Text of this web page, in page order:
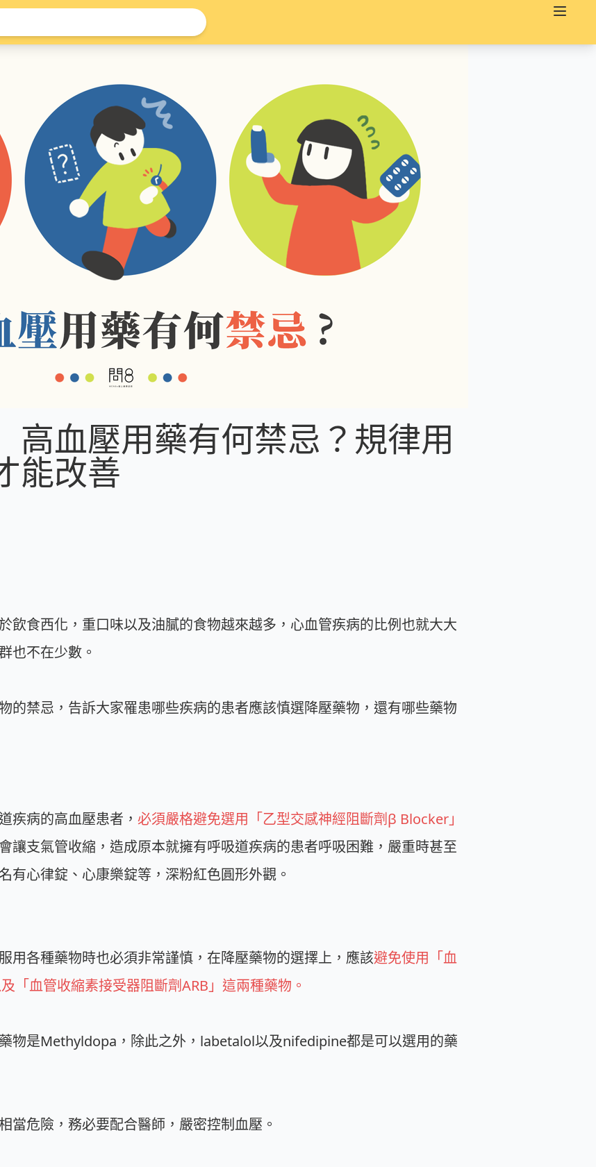
高血壓用藥有何禁忌？規律用
能改善
飲食西化，重口味以及油膩的食物越來越多，心血管疾病的比例也就大大
也不在少數。
的禁忌，告訴大家罹患哪些疾病的患者應該慎選降壓藥物，還有哪些藥物
疾病的高血壓患者， 必須嚴格避免選用「乙型交感神經阻斷劑β Blocker」
讓支氣管收縮，造成原本就擁有呼吸道疾病的患者呼吸困難，嚴重時甚至
有心律錠、心康樂錠等，深粉紅色圓形外觀。
用各種藥物時也必須非常謹慎，在降壓藥物的選擇上，應該避免使用「血
「血管收縮素接受器阻斷劑ARB」這兩種藥物。
物是Methyldopa，除此之外，labetalol以及nifedipine都是可以選用的藥
當危險，務必要配合醫師，嚴密控制血壓。